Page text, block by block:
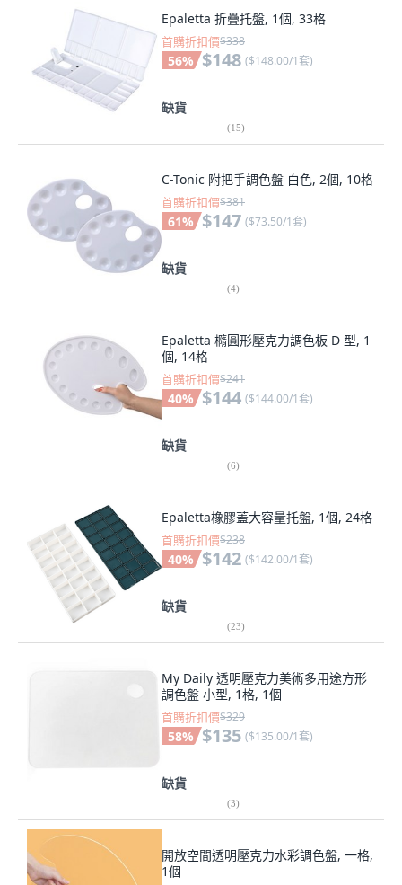
Epaletta 折疊托盤, 1個, 33格
首購折扣價$338
56% $148 ($148.00/1套)
缺貨
(15)
C-Tonic 附把手調色盤 白色, 2個, 10格
首購折扣價$381
61% $147 ($73.50/1套)
缺貨
(4)
Epaletta 橢圓形壓克力調色板 D 型, 1
個, 14格
首購折扣價$241
40% $144 ($144.00/1套)
缺貨
(6)
Epaletta橡膠蓋大容量托盤, 1個, 24格
首購折扣價$238
40% $142 ($142.00/1套)
缺貨
(23)
My Daily 透明壓克力美術多用途方形
調色盤 小型, 1格, 1個
首購折扣價$329
58% $135 ($135.00/1套)
缺貨
(3)
開放空間透明壓克力水彩調色盤, 一格,
1個